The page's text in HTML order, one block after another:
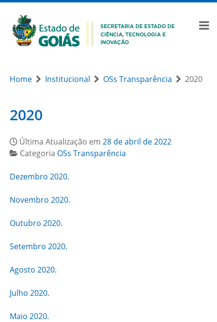
Home Institucional OSs Transparência 2020
2020
Última Atualização em 28 de abril de 2022
Categoria OSs Transparência
Dezembro 2020.
Novembro 2020.
Outubro 2020.
Setembro 2020.
Agosto 2020.
Julho 2020.
Maio 2020.